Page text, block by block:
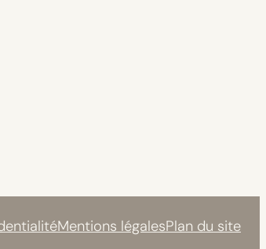
Mentions légalesPlan du site